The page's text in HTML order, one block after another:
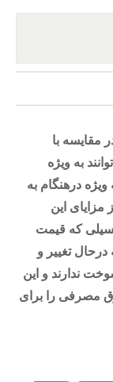
مقایسه با
به ویژه
درهنگام به
مزایای این
که قیمت
درحال تغییر و
ندارند و این
مصرفی را برای